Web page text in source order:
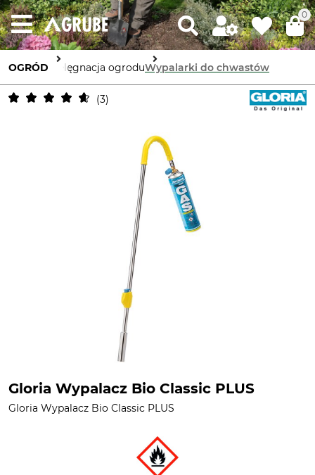
0
OGRÓD Pielęgnacja ogroduWypalarki do chwastów
3
Gloria Wypalacz Bio Classic PLUS
Gloria Wypalacz Bio Classic PLUS